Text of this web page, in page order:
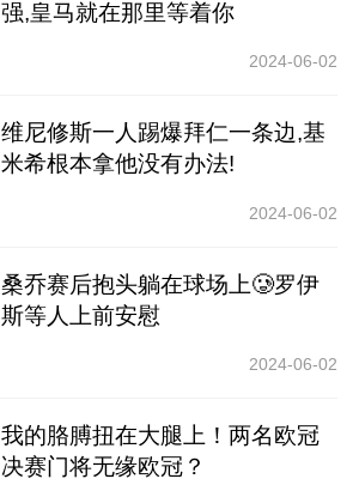
强,皇马就在那里等着你
2024-06-02
维尼修斯一人踢爆拜仁一条边,基
米希根本拿他没有办法!
2024-06-02
桑乔赛后抱头躺在球场上🥲罗伊
斯等人上前安慰
2024-06-02
我的胳膊扭在大腿上！两名欧冠
决赛门将无缘欧冠？